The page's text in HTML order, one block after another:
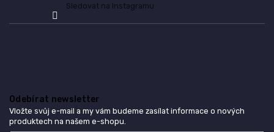
Sledovat na Instagramu
Odebírat newsletter
Vložte svůj e-mail a my vám budeme zasílat informace o nových
produktech na našem e-shopu.